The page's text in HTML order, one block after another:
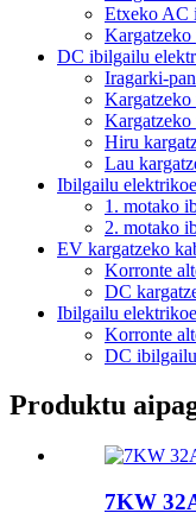
Etxeko AC
DC ibilgailu
Iragarki-
Kargatzeko
Hiru
Lau
Ibilgailu
1. motako
2. motako
EV kargatzeko
Korronte
DC
Ibilgailu
Korronte
DC
Produktu
7KW